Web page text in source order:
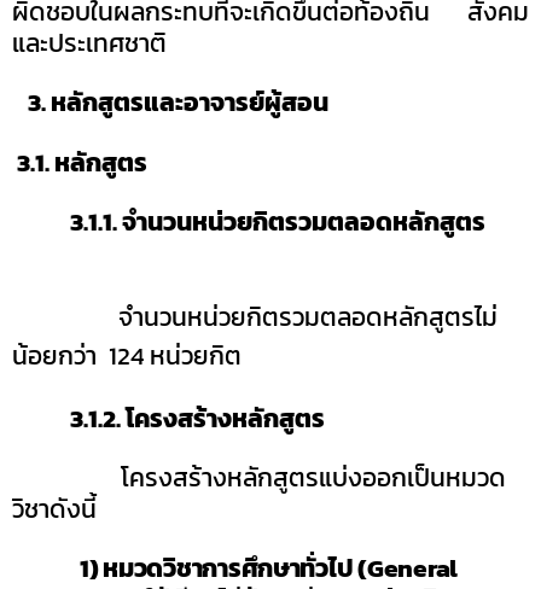
ผิดชอบในผลกระทบที่จะเกิดขึ้นต่อท้องถิ่น สังคม
และประเทศชาติ
3. หลักสูตรและอาจารย์ผู้สอน
3.1.หลักสูตร
3.1.1.จำนวนหน่วยกิตรวมตลอดหลักสูตร
จำนวนหน่วยกิตรวมตลอดหลักสูตรไม่
น้อยกว่า 124 หน่วยกิต
3.1.2.โครงสร้างหลักสูตร
โครงสร้างหลักสูตรแบ่งออกเป็นหมวด
วิชาดังนี้
1) หมวดวิชาการศึกษาทั่วไป(General